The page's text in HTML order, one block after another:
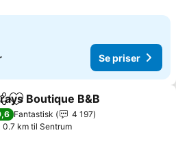
Se priser
Legg til i favoritter
Boutique B&B
Fantastisk
4 197
0.7 km til Sentrum